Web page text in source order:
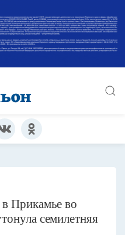
Прикамье во
семилетняя